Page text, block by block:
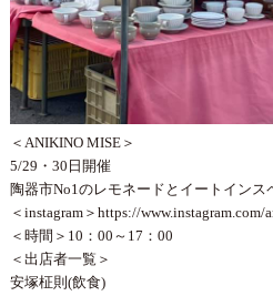
＜ANIKINO MISE＞
5/29・30日開催
陶器市No1のレモネードとイートインス
＜instagram＞ https://www.instagram.com/
＜時間＞10：00～17：00
＜出店者一覧＞
安塚柾則(飲食)